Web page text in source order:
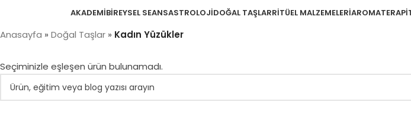
AKADEMIBIREYSEL SEANSASTROLOJIDOĞAL TAŞLARRITÜEL MALZEMELERIAROMATERAPI
Anasayfa » Doğal Taşlar » Kadın Yüzükler
Seçiminizle eşleşen ürün bulunamadı.